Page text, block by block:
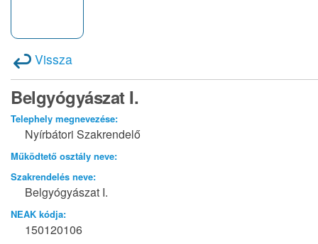
Vissza
Belgyógyászat I.
Telephely megnevezése:
Nyírbátori Szakrendelő
Működtető osztály neve:
Szakrendelés neve:
Belgyógyászat I.
NEAK kódja:
150120106